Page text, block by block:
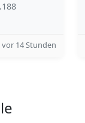
vor 14 Stunden